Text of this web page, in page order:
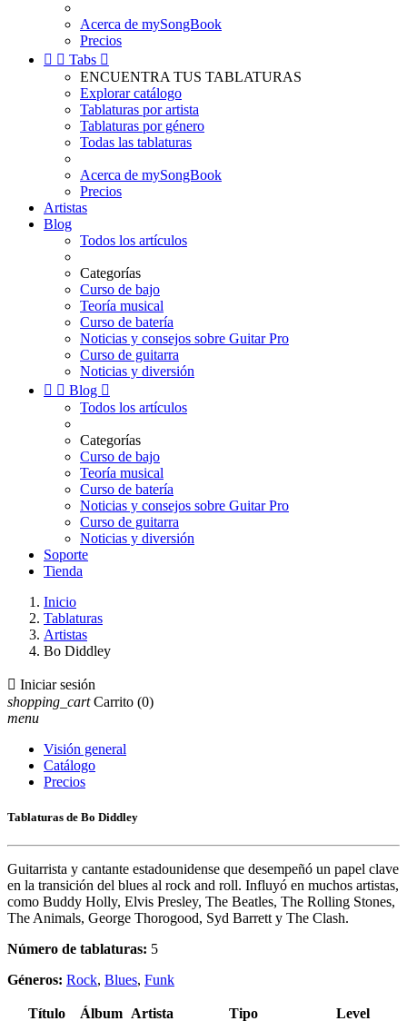
Acerca de mySongBook
Precios
  Tabs 
ENCUENTRA TUS TABLATURAS
Explorar catálogo
Tablaturas por artista
Tablaturas por género
Todas las tablaturas
Acerca de mySongBook
Precios
Artistas
Blog
Todos los artículos
Categorías
Curso de bajo
Teoría musical
Curso de batería
Noticias y consejos sobre Guitar Pro
Curso de guitarra
Noticias y diversión
  Blog 
Todos los artículos
Categorías
Curso de bajo
Teoría musical
Curso de batería
Noticias y consejos sobre Guitar Pro
Curso de guitarra
Noticias y diversión
Soporte
Tienda
Inicio
Tablaturas
Artistas
Bo Diddley
 Iniciar sesión
shopping_cart Carrito (0)
menu
Visión general
Catálogo
Precios
Tablaturas de Bo Diddley
Guitarrista y cantante estadounidense que desempeñó un papel clave
en la transición del blues al rock and roll. Influyó en muchos artistas,
como Buddy Holly, Elvis Presley, The Beatles, The Rolling Stones,
The Animals, George Thorogood, Syd Barrett y The Clash.
Número de tablaturas: 5
Géneros: Rock, Blues, Funk
Título Álbum Artista Tipo
Level